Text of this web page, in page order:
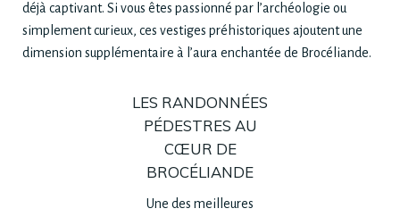
déjà captivant. Si vous êtes passionné par l’archéologie ou
simplement curieux, ces vestiges préhistoriques ajoutent une
dimension supplémentaire à l’aura enchantée de Brocéliande.
LES RANDONNÉES
PÉDESTRES AU
CŒUR DE
BROCÉLIANDE
Une des meilleures